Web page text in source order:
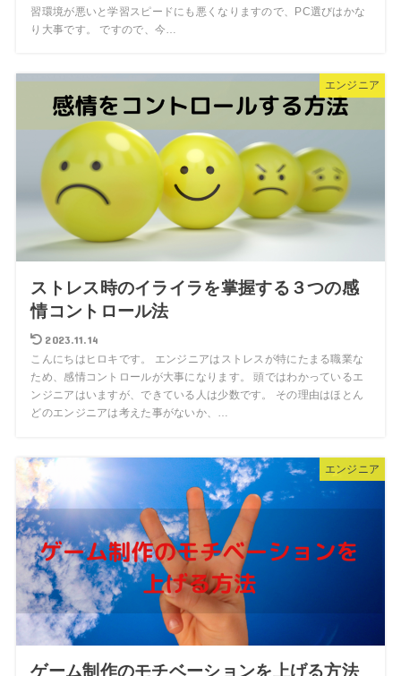
習環境が悪いと学習スピードにも悪くなりますので、PC選びはかな
り大事です。 ですので、今…
エンジニア
ストレス時のイライラを掌握する３つの感
情コントロール法
2023.11.14
こんにちはヒロキです。 エンジニアはストレスが特にたまる職業な
ため、感情コントロールが大事になります。 頭ではわかっているエ
ンジニアはいますが、できている人は少数です。 その理由はほとん
どのエンジニアは考えた事がないか、…
エンジニア
ゲーム制作のモチベーションを上げる方法